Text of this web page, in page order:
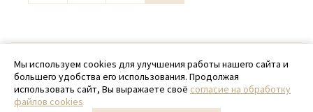
© 2020 - 2026 SamPack
+ 7 (918) 699-97-87
zakaz@sampack.store
Мы используем cookies для улучшения работы нашего сайта и
большего удобства его использования. Продолжая
использовать сайт, Вы выражаете своё согласие на обработку
файлов cookies